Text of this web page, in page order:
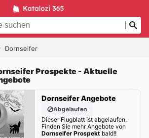
Dornseifer
Prospekte - Aktuelle
Dornseifer Angebote
Abgelaufen
Dieser Flugblatt ist abgelaufen.
Finden Sie mehr Angebote von
Dornseifer Prospektbald!!